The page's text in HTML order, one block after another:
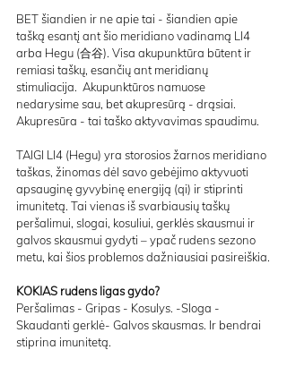
BET šiandien ir ne apie tai - šiandien apie
tašką esantį ant šio meridiano vadinamą LI4
arba Hegu (合谷). Visa akupunktūra būtent ir
remiasi taškų, esančių ant meridianų
stimuliacija.  Akupunktūros namuose
nedarysime sau, bet akupresūrą - drąsiai.
Akupresūra - tai taško aktyvavimas spaudimu.
TAIGI LI4 (Hegu) yra storosios žarnos meridiano
taškas, žinomas dėl savo gebėjimo aktyvuoti
apsauginę gyvybinę energiją (qi) ir stiprinti
imunitetą. Tai vienas iš svarbiausių taškų
peršalimui, slogai, kosuliui, gerklės skausmui ir
galvos skausmui gydyti – ypač rudens sezono
metu, kai šios problemos dažniausiai pasireiškia.
KOKIAS rudens ligas gydo?
Peršalimas - Gripas - Kosulys. -Sloga -
Skaudanti gerklė- Galvos skausmas. Ir bendrai
stiprina imunitetą.